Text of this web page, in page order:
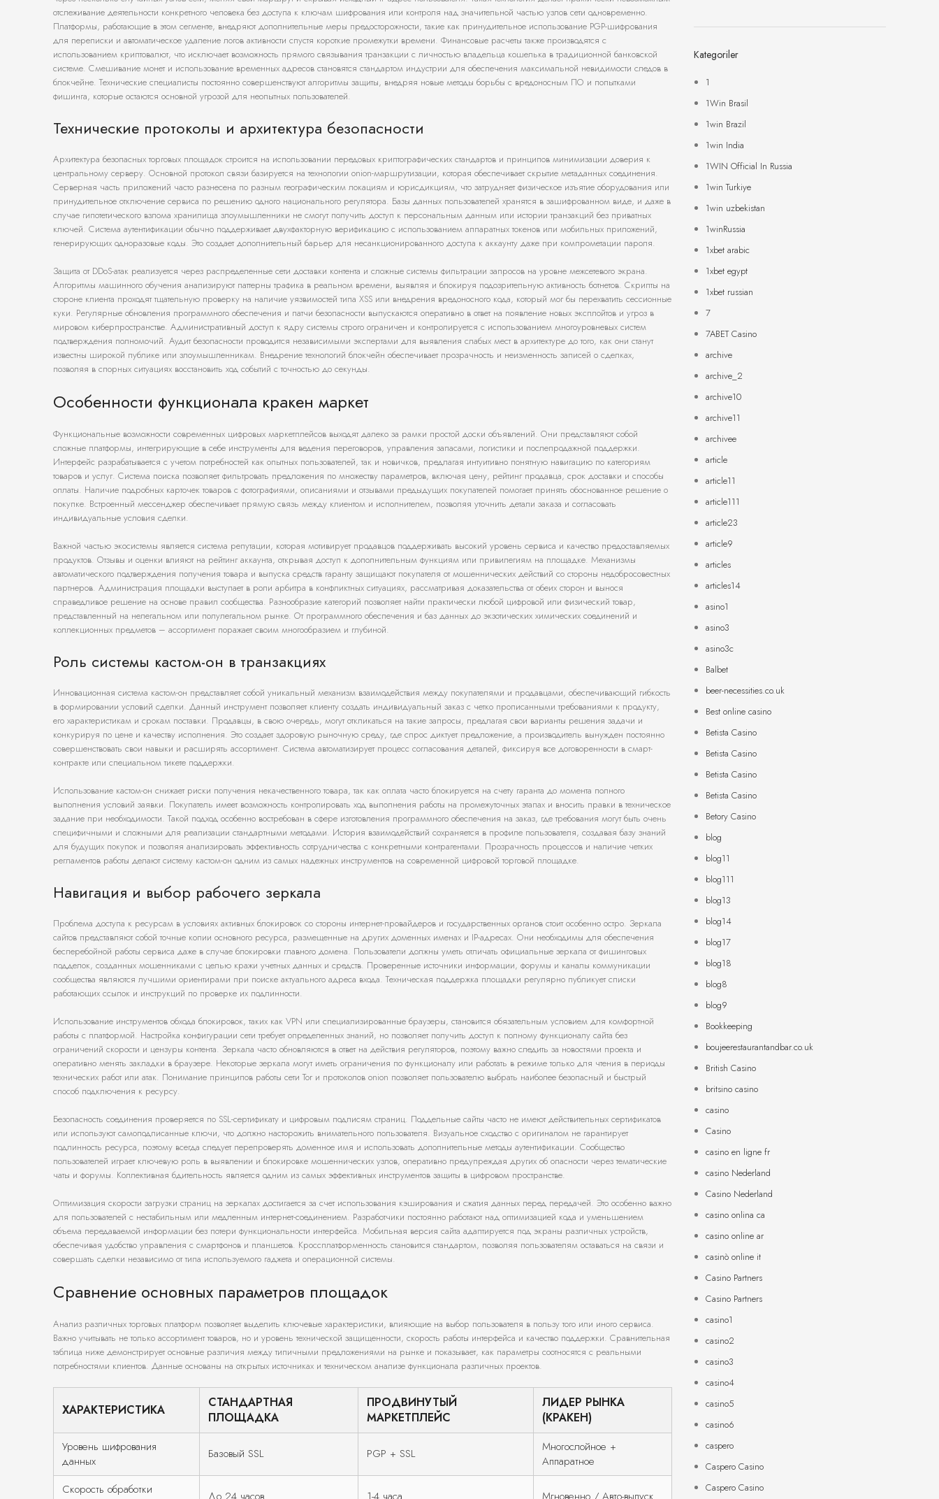
отслеживание деятельности конкретного человека без доступа к ключам шифрования или контроля над значительной частью узлов сети одновременно.
Платформы, работающие в этом сегменте, внедряют дополнительные меры предосторожности, такие как принудительное использование PGP-шифрования
для переписки и автоматическое удаление логов активности спустя короткие промежутки времени. Финансовые расчеты также производятся с
использованием криптовалют, что исключает возможность прямого связывания транзакции с личностью владельца кошелька в традиционной банковской
системе. Смешивание монет и использование временных адресов становятся стандартом индустрии для обеспечения максимальной невидимости следов в
блокчейне. Технические специалисты постоянно совершенствуют алгоритмы защиты, внедряя новые методы борьбы с вредоносным ПО и попытками
фишинга, которые остаются основной угрозой для неопытных пользователей.
Технические протоколы и архитектура безопасности
Архитектура безопасных торговых площадок строится на использовании передовых криптографических стандартов и принципов минимизации доверия к
центральному серверу. Основной протокол связи базируется на технологии onion-маршрутизации, которая обеспечивает скрытие метаданных соединения.
Серверная часть приложений часто разнесена по разным географическим локациям и юрисдикциям, что затрудняет физическое изъятие оборудования или
принудительное отключение сервиса по решению одного национального регулятора. Базы данных пользователей хранятся в зашифрованном виде, и даже в
случае гипотетического взлома хранилища злоумышленники не смогут получить доступ к персональным данным или истории транзакций без приватных
ключей. Система аутентификации обычно поддерживает двухфакторную верификацию с использованием аппаратных токенов или мобильных приложений,
генерирующих одноразовые коды. Это создает дополнительный барьер для несанкционированного доступа к аккаунту даже при компрометации пароля.
Защита от DDoS-атак реализуется через распределенные сети доставки контента и сложные системы фильтрации запросов на уровне межсетевого экрана.
Алгоритмы машинного обучения анализируют паттерны трафика в реальном времени, выявляя и блокируя подозрительную активность ботнетов. Скрипты на
стороне клиента проходят тщательную проверку на наличие уязвимостей типа XSS или внедрения вредоносного кода, который мог бы перехватить сессионные
куки. Регулярные обновления программного обеспечения и патчи безопасности выпускаются оперативно в ответ на появление новых эксплойтов и угроз в
мировом киберпространстве. Административный доступ к ядру системы строго ограничен и контролируется с использованием многоуровневых систем
подтверждения полномочий. Аудит безопасности проводится независимыми экспертами для выявления слабых мест в архитектуре до того, как они станут
известны широкой публике или злоумышленникам. Внедрение технологий блокчейн обеспечивает прозрачность и неизменность записей о сделках,
позволяя в спорных ситуациях восстановить ход событий с точностью до секунды.
Особенности функционала кракен маркет
Функциональные возможности современных цифровых маркетплейсов выходят далеко за рамки простой доски объявлений. Они представляют собой
сложные платформы, интегрирующие в себе инструменты для ведения переговоров, управления запасами, логистики и послепродажной поддержки.
Интерфейс разрабатывается с учетом потребностей как опытных пользователей, так и новичков, предлагая интуитивно понятную навигацию по категориям
товаров и услуг. Система поиска позволяет фильтровать предложения по множеству параметров, включая цену, рейтинг продавца, срок доставки и способы
оплаты. Наличие подробных карточек товаров с фотографиями, описаниями и отзывами предыдущих покупателей помогает принять обоснованное решение о
покупке. Встроенный мессенджер обеспечивает прямую связь между клиентом и исполнителем, позволяя уточнить детали заказа и согласовать
индивидуальные условия сделки.
Важной частью экосистемы является система репутации, которая мотивирует продавцов поддерживать высокий уровень сервиса и качество предоставляемых
продуктов. Отзывы и оценки влияют на рейтинг аккаунта, открывая доступ к дополнительным функциям или привилегиям на площадке. Механизмы
автоматического подтверждения получения товара и выпуска средств гаранту защищают покупателя от мошеннических действий со стороны недобросовестных
партнеров. Администрация площадки выступает в роли арбитра в конфликтных ситуациях, рассматривая доказательства от обеих сторон и вынося
справедливое решение на основе правил сообщества. Разнообразие категорий позволяет найти практически любой цифровой или физический товар,
представленный на нелегальном или полулегальном рынке. От программного обеспечения и баз данных до экзотических химических соединений и
коллекционных предметов – ассортимент поражает своим многообразием и глубиной.
Роль системы кастом-он в транзакциях
Инновационная система кастом-он представляет собой уникальный механизм взаимодействия между покупателями и продавцами, обеспечивающий гибкость
в формировании условий сделки. Данный инструмент позволяет клиенту создать индивидуальный заказ с четко прописанными требованиями к продукту,
его характеристикам и срокам поставки. Продавцы, в свою очередь, могут откликаться на такие запросы, предлагая свои варианты решения задачи и
конкурируя по цене и качеству исполнения. Это создает здоровую рыночную среду, где спрос диктует предложение, а производитель вынужден постоянно
совершенствовать свои навыки и расширять ассортимент. Система автоматизирует процесс согласования деталей, фиксируя все договоренности в смарт-
контракте или специальном тикете поддержки.
Использование кастом-он снижает риски получения некачественного товара, так как оплата часто блокируется на счету гаранта до момента полного
выполнения условий заявки. Покупатель имеет возможность контролировать ход выполнения работы на промежуточных этапах и вносить правки в техническое
задание при необходимости. Такой подход особенно востребован в сфере изготовления программного обеспечения на заказ, где требования могут быть очень
специфичными и сложными для реализации стандартными методами. История взаимодействий сохраняется в профиле пользователя, создавая базу знаний
для будущих покупок и позволяя анализировать эффективность сотрудничества с конкретными контрагентами. Прозрачность процессов и наличие четких
регламентов работы делают систему кастом-он одним из самых надежных инструментов на современной цифровой торговой площадке.
Навигация и выбор рабочего зеркала
Проблема доступа к ресурсам в условиях активных блокировок со стороны интернет-провайдеров и государственных органов стоит особенно остро. Зеркала
сайтов представляют собой точные копии основного ресурса, размещенные на других доменных именах и IP-адресах. Они необходимы для обеспечения
бесперебойной работы сервиса даже в случае блокировки главного домена. Пользователи должны уметь отличать официальные зеркала от фишинговых
подделок, созданных мошенниками с целью кражи учетных данных и средств. Проверенные источники информации, форумы и каналы коммуникации
сообщества являются лучшими ориентирами при поиске актуального адреса входа. Техническая поддержка площадки регулярно публикует списки
работающих ссылок и инструкций по проверке их подлинности.
Использование инструментов обхода блокировок, таких как VPN или специализированные браузеры, становится обязательным условием для комфортной
работы с платформой. Настройка конфигурации сети требует определенных знаний, но позволяет получить доступ к полному функционалу сайта без
ограничений скорости и цензуры контента. Зеркала часто обновляются в ответ на действия регуляторов, поэтому важно следить за новостями проекта и
оперативно менять закладки в браузере. Некоторые зеркала могут иметь ограничения по функционалу или работать в режиме только для чтения в периоды
технических работ или атак. Понимание принципов работы сети Tor и протоколов onion позволяет пользователю выбрать наиболее безопасный и быстрый
способ подключения к ресурсу.
Безопасность соединения проверяется по SSL-сертификату и цифровым подписям страниц. Поддельные сайты часто не имеют действительных сертификатов
или используют самоподписанные ключи, что должно насторожить внимательного пользователя. Визуальное сходство с оригиналом не гарантирует
подлинность ресурса, поэтому всегда следует перепроверять доменное имя и использовать дополнительные методы аутентификации. Сообщество
пользователей играет ключевую роль в выявлении и блокировке мошеннических узлов, оперативно предупреждая других об опасности через тематические
чаты и форумы. Коллективная бдительность является одним из самых эффективных инструментов защиты в цифровом пространстве.
Оптимизация скорости загрузки страниц на зеркалах достигается за счет использования кэширования и сжатия данных перед передачей. Это особенно важно
для пользователей с нестабильным или медленным интернет-соединением. Разработчики постоянно работают над оптимизацией кода и уменьшением
объема передаваемой информации без потери функциональности интерфейса. Мобильная версия сайта адаптируется под экраны различных устройств,
обеспечивая удобство управления с смартфонов и планшетов. Кроссплатформенность становится стандартом, позволяя пользователям оставаться на связи и
совершать сделки независимо от типа используемого гаджета и операционной системы.
Сравнение основных параметров площадок
Анализ различных торговых платформ позволяет выделить ключевые характеристики, влияющие на выбор пользователя в пользу того или иного сервиса.
Важно учитывать не только ассортимент товаров, но и уровень технической защищенности, скорость работы интерфейса и качество поддержки. Сравнительная
таблица ниже демонстрирует основные различия между типичными предложениями на рынке и показывает, как параметры соотносятся с реальными
потребностями клиентов. Данные основаны на открытых источниках и техническом анализе функционала различных проектов.
ХАРАКТЕРИСТИКА
СТАНДАРТНАЯ
ПЛОЩАДКА
ПРОДВИНУТЫЙ
МАРКЕТПЛЕЙС
ЛИДЕР РЫНКА
(КРАКЕН)
Уровень шифрования
данных
Базовый SSL PGP + SSL
Многослойное +
Аппаратное
Скорость обработки
Kategoriler
1
1Win Brasil
1win Brazil
1win India
1WIN Official In Russia
1win Turkiye
1win uzbekistan
1winRussia
1xbet arabic
1xbet egypt
1xbet russian
7
7ABET Casino
archive
archive_2
archive10
archive11
archivee
article
article11
article111
article23
article9
articles
articles14
asino1
asino3
asino3c
Balbet
beer-necessities.co.uk
Best online casino
Betista Casino
Betista Casino
Betista Casino
Betista Casino
Betory Casino
blog
blog11
blog111
blog13
blog14
blog17
blog18
blog8
blog9
Bookkeeping
boujeerestaurantandbar.co.uk
British Casino
britsino casino
casino
Casino
casino en ligne fr
casino Nederland
Casino Nederland
casino onlina ca
casino online ar
casinò online it
Casino Partners
Casino Partners
casino1
casino2
casino3
casino4
casino5
casino6
caspero
Caspero Casino
Caspero Casino